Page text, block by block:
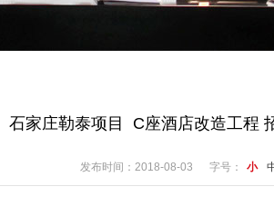
石家庄勒泰项目 C座酒店改造工程
发布时间：2018-08-03 字号： 小